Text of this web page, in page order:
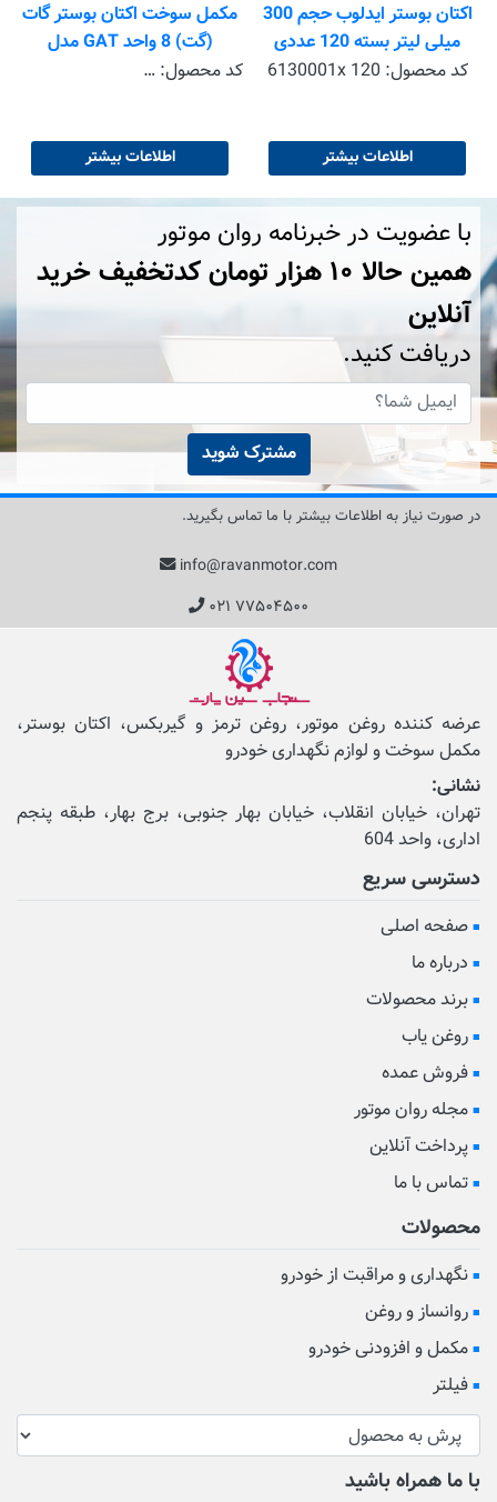
اکتان بوستر ایدلوب حجم 300
میلی لیتر بسته 120 عددی
کد محصول: 6130001x 120
اطلاعات بیشتر
مکمل سوخت اکتان بوستر گات
(گت) 8 واحد GAT مدل
کد محصول:
-620053 x 240
اطلاعات بیشتر
با عضویت در خبرنامه روان موتور
همین حالا ۱۰ هزار تومان کد‌تخفیف خرید
آنلاین
دریافت کنید.
مشترک شوید
در صورت نیاز به اطلاعات بیشتر با ما تماس بگیرید.
info@ravanmotor.com
۰۲۱ ۷۷۵۰۴۵۰۰
عرضه کننده روغن موتور، روغن ترمز و گیربکس، اکتان بوستر،
مکمل‌ سوخت و لوازم نگهداری خودرو
نشانی:
تهران، خیابان انقلاب، خیابان بهار جنوبی، برج بهار، طبقه پنجم
اداری، واحد 604
دسترسی سریع
صفحه اصلی
درباره ما
برند محصولات
روغن یاب
فروش عمده
مجله روان موتور
پرداخت آنلاین
تماس با ما
محصولات
نگهداری و مراقبت از خودرو
روانساز و روغن
مکمل و افزودنی خودرو
فیلتر
با ما همراه باشید